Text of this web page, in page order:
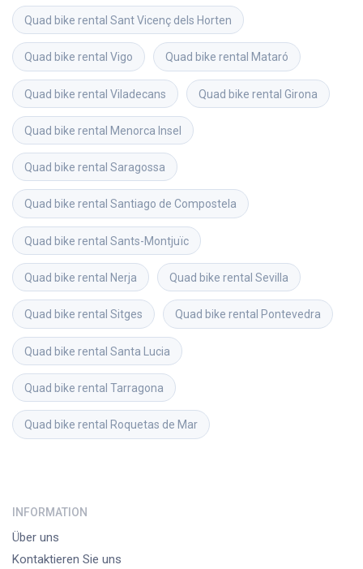
Quad bike rental Sant Vicenç dels Horten
Quad bike rental Vigo Quad bike rental Mataró
Quad bike rental Viladecans Quad bike rental Girona
Quad bike rental Menorca Insel
Quad bike rental Saragossa
Quad bike rental Santiago de Compostela
Quad bike rental Sants-Montjuïc
Quad bike rental Nerja Quad bike rental Sevilla
Quad bike rental Sitges Quad bike rental Pontevedra
Quad bike rental Santa Lucia
Quad bike rental Tarragona
Quad bike rental Roquetas de Mar
INFORMATION
Über uns
Kontaktieren Sie uns